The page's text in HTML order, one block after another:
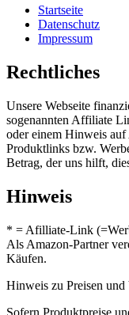
Startseite
Datenschutz
Impressum
Rechtliches
Unsere Webseite
sogenannten Affiliate
oder einem Hinweis
Produktlinks bzw.
Betrag, der uns hilft,
Hinweis
* = Afilliate-Link
Als Amazon-Partner
Käufen.
Hinweis zu Preisen und
Sofern Produktpreise